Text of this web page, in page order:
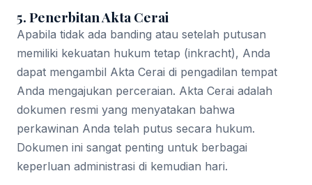
5. Penerbitan Akta Cerai
Apabila tidak ada banding atau setelah putusan
memiliki kekuatan hukum tetap (inkracht), Anda
dapat mengambil Akta Cerai di pengadilan tempat
Anda mengajukan perceraian. Akta Cerai adalah
dokumen resmi yang menyatakan bahwa
perkawinan Anda telah putus secara hukum.
Dokumen ini sangat penting untuk berbagai
keperluan administrasi di kemudian hari.